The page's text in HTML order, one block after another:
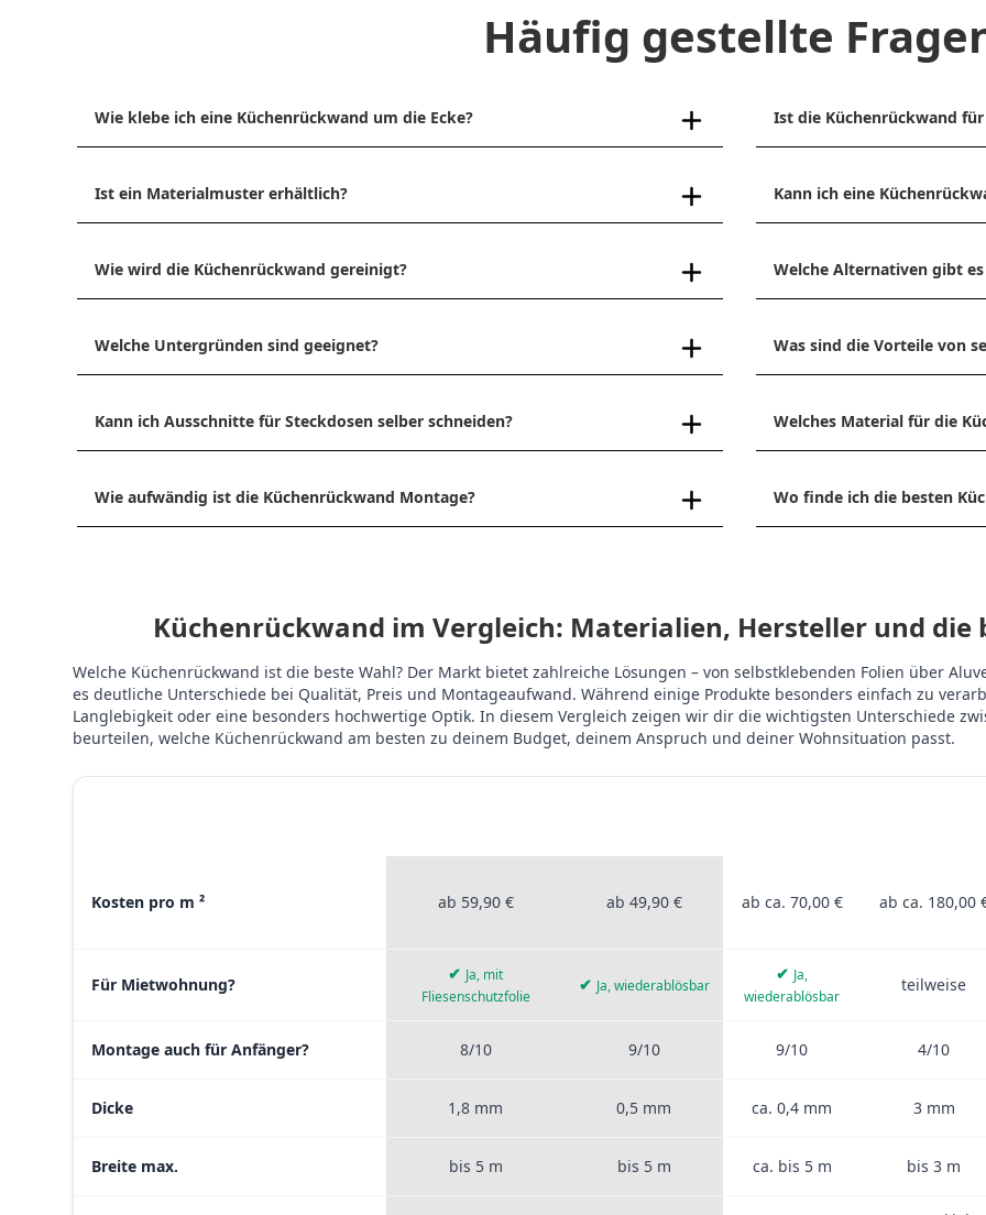
Häufig gestellte
Wie klebe ich eine Küchenrückwand um die Ecke?
Ist ein Materialmuster erhältlich?
Wie wird die Küchenrückwand gereinigt?
Welche Untergründen sind geeignet?
Kann ich Ausschnitte für Steckdosen selber schneiden?
Wie aufwändig ist die Küchenrückwand Montage?
Ist die Küchenrückwand
Kann ich eine
Welche Alternativen gibt
Was sind die Vorteile von
Welches Material für die
Wo finde ich die besten
Küchenrückwand im Vergleich: Materialien, Hersteller und die
Welche Küchenrückwand ist die beste Wahl? Der Markt bietet zahlreiche Lösungen – von selbstklebenden Folien über
es deutliche Unterschiede bei Qualität, Preis und Montageaufwand. Während einige Produkte besonders einfach zu
Langlebigkeit oder eine besonders hochwertige Optik. In diesem Vergleich zeigen wir dir die wichtigsten Unterschiede
beurteilen, welche Küchenrückwand am besten zu deinem Budget, deinem Anspruch und deiner Wohnsituation passt.
Kosten pro m ² ab 59,90 € ab 49,90 € ab ca. 70,00 € ab ca. 180,00
Für Mietwohnung?
✔ Ja, mit
Fliesenschutzfolie
✔ Ja, wiederablösbar
✔ Ja,
wiederablösbar
teilweise
Montage auch für Anfänger? 8/10 9/10 9/10 4/10
Dicke 1,8 mm 0,5 mm ca. 0,4 mm 3 mm
Breite max. bis 5 m bis 5 m ca. bis 5 m bis 3 m